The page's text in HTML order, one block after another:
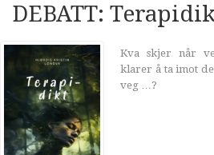
DEBATT:
Kva skjer når
klarer å ta imot
veg …?